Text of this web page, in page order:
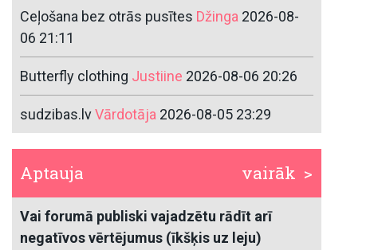
Ceļošana bez otrās pusītes Džinga 2026-08-
06 21:11
Butterfly clothing Justiine 2026-08-06 20:26
sudzibas.lvVārdotāja 2026-08-05 23:29
vairāk >
Aptauja
Vai forumā publiski vajadzētu rādīt arī
negatīvos vērtējumus (īkšķis uz leju)